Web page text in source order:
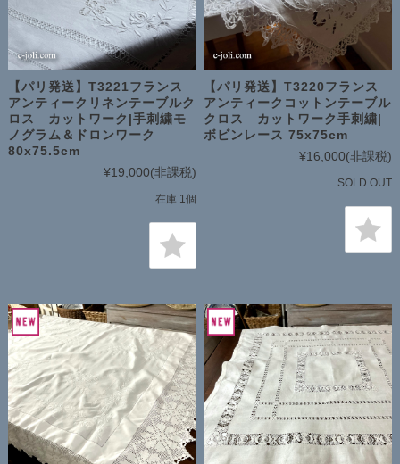
【パリ発送】T3221フランス
アンティークリネンテーブルク
ロス カットワーク|手刺繍モ
ノグラム＆ドロンワーク
80x75.5cm
¥19,000(非課税)
在庫 1個
【パリ発送】T3220フランス
アンティークコットンテーブル
クロス カットワーク手刺繍|
ボビンレース 75x75cm
¥16,000(非課税)
SOLD OUT